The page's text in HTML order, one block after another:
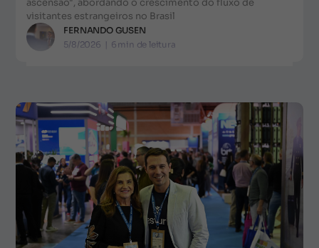
ascensão", abordando o crescimento do fluxo de
visitantes estrangeiros no Brasil
FERNANDO GUSEN
5/8/2026 | 6 min de leitura